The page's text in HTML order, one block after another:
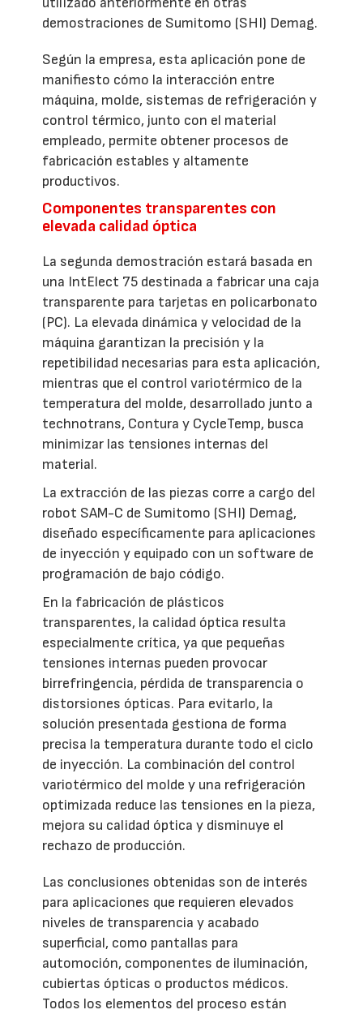
demostraciones de Sumitomo (SHI) Demag.
Según la empresa, esta aplicación pone de
manifiesto cómo la interacción entre
máquina, molde, sistemas de refrigeración y
control térmico, junto con el material
empleado, permite obtener procesos de
fabricación estables y altamente
productivos.
Componentes transparentes con
elevada calidad óptica
La segunda demostración estará basada en
una IntElect 75 destinada a fabricar una caja
transparente para tarjetas en policarbonato
(PC). La elevada dinámica y velocidad de la
máquina garantizan la precisión y la
repetibilidad necesarias para esta aplicación,
mientras que el control variotérmico de la
temperatura del molde, desarrollado junto a
technotrans, Contura y CycleTemp, busca
minimizar las tensiones internas del
material.
La extracción de las piezas corre a cargo del
robot SAM-C de Sumitomo (SHI) Demag,
diseñado específicamente para aplicaciones
de inyección y equipado con un software de
programación de bajo código.
En la fabricación de plásticos
transparentes, la calidad óptica resulta
especialmente crítica, ya que pequeñas
tensiones internas pueden provocar
birrefringencia, pérdida de transparencia o
distorsiones ópticas. Para evitarlo, la
solución presentada gestiona de forma
precisa la temperatura durante todo el ciclo
de inyección. La combinación del control
variotérmico del molde y una refrigeración
optimizada reduce las tensiones en la pieza,
mejora su calidad óptica y disminuye el
rechazo de producción.
Las conclusiones obtenidas son de interés
para aplicaciones que requieren elevados
niveles de transparencia y acabado
superficial, como pantallas para
automoción, componentes de iluminación,
cubiertas ópticas o productos médicos.
Todos los elementos del proceso están